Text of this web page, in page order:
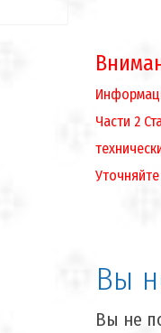
Части 2
Вы
Вы не